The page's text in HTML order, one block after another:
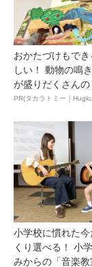
おかたづけもで
しい！ 動物の鳴
が盛りだくさんの
ア ...
PR(タカラトミー｜
小学校に慣れた今
くり選べる！ 小
みからの「音楽